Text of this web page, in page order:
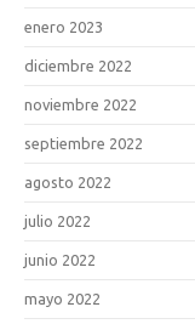
enero 2023
diciembre 2022
noviembre 2022
septiembre 2022
agosto 2022
julio 2022
junio 2022
mayo 2022